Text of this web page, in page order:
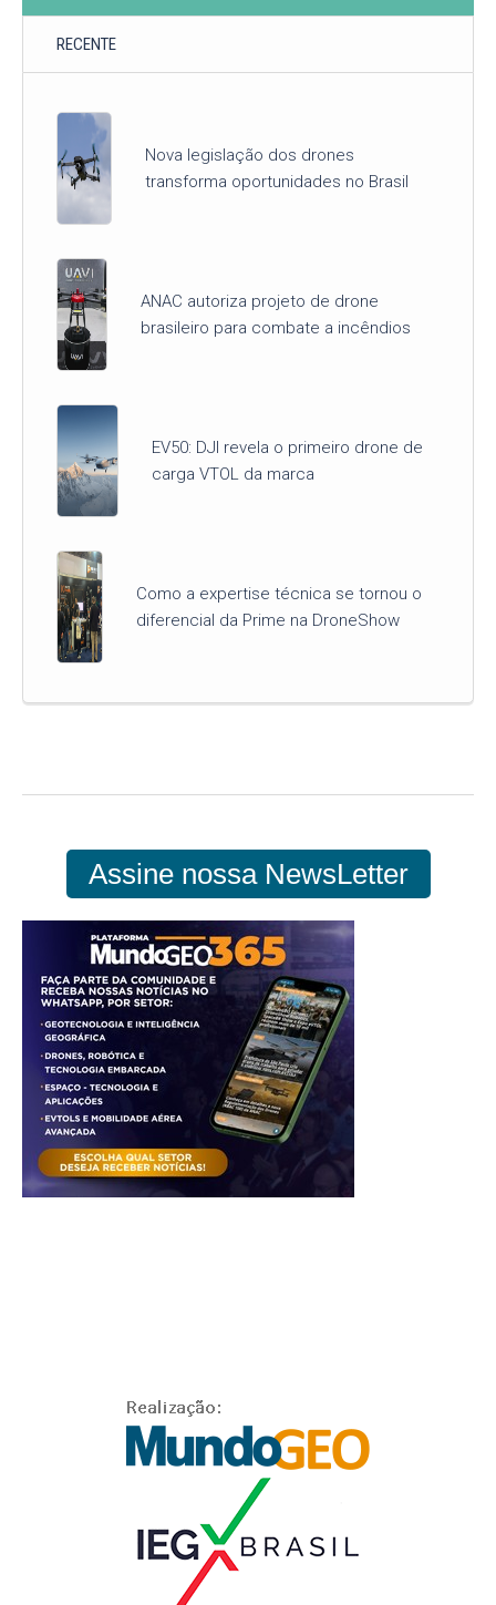
RECENTE
Nova legislação dos drones
transforma oportunidades no Brasil
ANAC autoriza projeto de drone
brasileiro para combate a incêndios
EV50: DJI revela o primeiro drone de
carga VTOL da marca
Como a expertise técnica se tornou o
diferencial da Prime na DroneShow
Assine nossa NewsLetter